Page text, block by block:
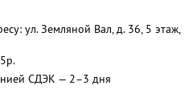
ул. Земляной Вал, д. 36, 5 этаж,
СДЭК — 2–3 дня